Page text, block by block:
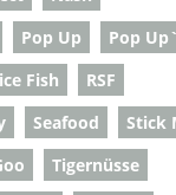
Pop Up
Pop
Fish
RSF
Seafood
Stick
Tigernüsse